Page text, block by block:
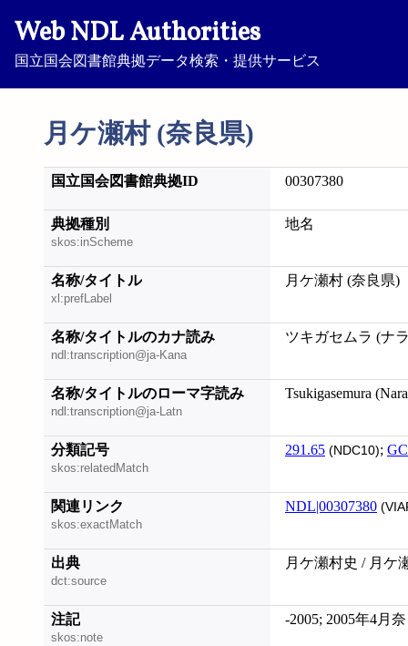
Web NDL Authorities
国立国会図書館典拠データ検索・提供サービス
月ケ瀬村 (奈良県)
国立国会図書館典拠ID 00307380
典拠種別
skos:inScheme
地名
名称/タイトル
xl:prefLabel
月ケ瀬村 (奈良県)
名称/タイトルのカナ読み
ndl:transcription@ja-Kana
ツキガセムラ (ナ
名称/タイトルのローマ字読み
ndl:transcription@ja-Latn
Tsukigasemura
分類記号
skos:relatedMatch
291.65 (NDC10);
関連リンク
skos:exactMatch
NDL|00307380
出典
dct:source
月ケ瀬村史 / 月ケ
注記
skos:note
-2005; 2005年4月